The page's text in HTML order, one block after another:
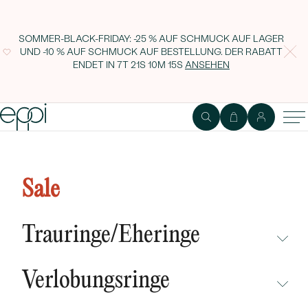
SOMMER-BLACK-FRIDAY: -25 % AUF SCHMUCK AUF LAGER
UND -10 % AUF SCHMUCK AUF BESTELLUNG. DER RABATT
ENDET IN 7T 21S 10M 15SANSEHEN
Sale
Trauringe/Eheringe
NEUHEITEN
Verlobungsringe
Diamant Patralika